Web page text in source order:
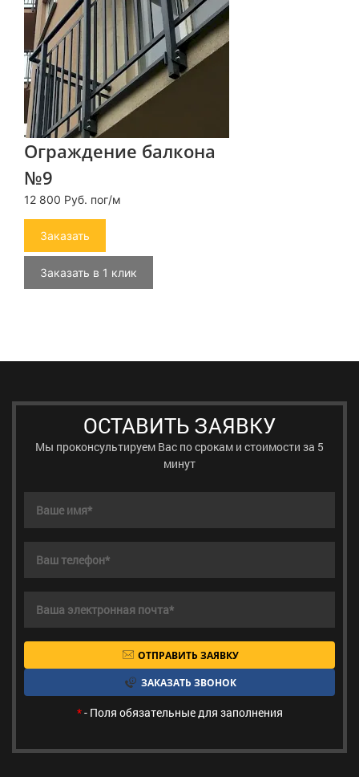
Ограждение балкона
№9
12 800 Руб. пог/м
Заказать
Заказать в 1 клик
ОСТАВИТЬ ЗАЯВКУ
Мы проконсультируем Вас по срокам и стоимости за 5
минут
ОТПРАВИТЬ ЗАЯВКУ
ЗАКАЗАТЬ ЗВОНОК
*- Поля обязательные для заполнения